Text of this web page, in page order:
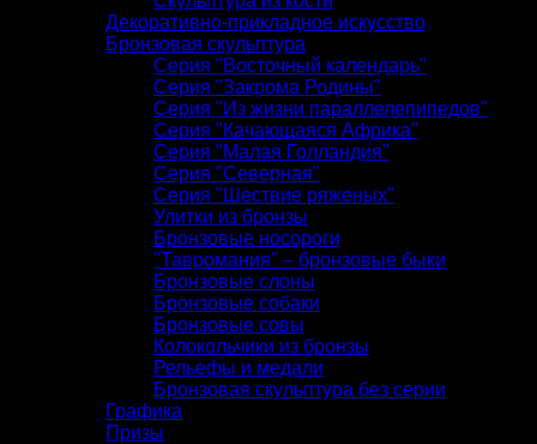
Декоративно-прикладное искусство
Бронзовая скульптура
Серия "Восточный календарь"
Серия "Закрома Родины"
Серия "Из жизни параллелепипедов"
Серия "Качающаяся Африка"
Серия "Малая Голландия"
Серия "Северная"
Серия "Шествие ряженых"
Улитки из бронзы
Бронзовые носороги
"Тавромания" – бронзовые быки
Бронзовые слоны
Бронзовые собаки
Бронзовые совы
Колокольчики из бронзы
Рельефы и медали
Бронзовая скульптура без серии
Графика
Призы